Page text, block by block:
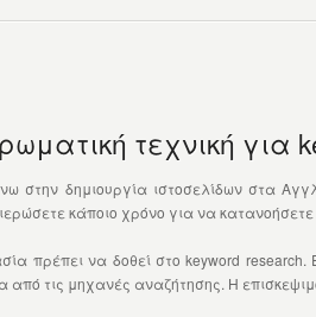
τεχνική για
στην δημιουργία ιστοσελίδων στα
κάποιο χρόνο για να
πρέπει να δοθεί στο keyword
από τις μηχανές αναζήτησης. Η